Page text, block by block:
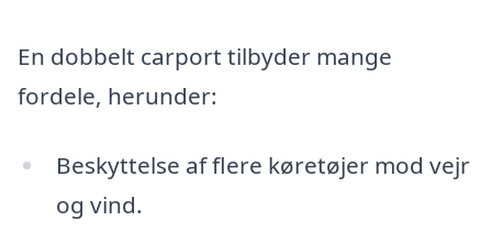
En dobbelt carport tilbyder mange
fordele, herunder:
Beskyttelse af flere køretøjer mod vejr
og vind.